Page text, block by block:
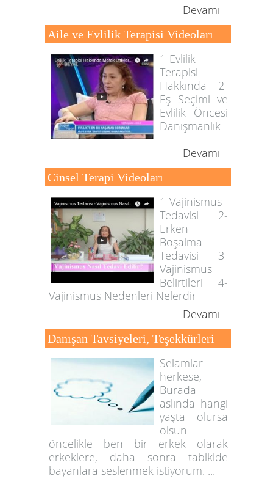
Devamı
Aile ve Evlilik Terapisi Videoları
1-Evlilik
Terapisi
Hakkında 2-
Eş Seçimi ve
Evlilik Öncesi
Danışmanlık
Devamı
Cinsel Terapi Videoları
1-Vajinismus
Tedavisi 2-
Erken
Boşalma
Tedavisi 3-
Vajinismus
Belirtileri 4-
Vajinismus Nedenleri Nelerdir
Devamı
Danışan Tavsiyeleri, Teşekkürleri
Selamlar
herkese,
Burada
aslında hangi
yaşta olursa
olsun
öncelikle ben bir erkek olarak
erkeklere, daha sonra tabikide
bayanlara seslenmek istiyorum. ...